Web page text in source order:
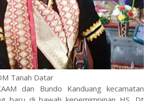
Tanah Datar
dan Bundo Kanduang kecamatan